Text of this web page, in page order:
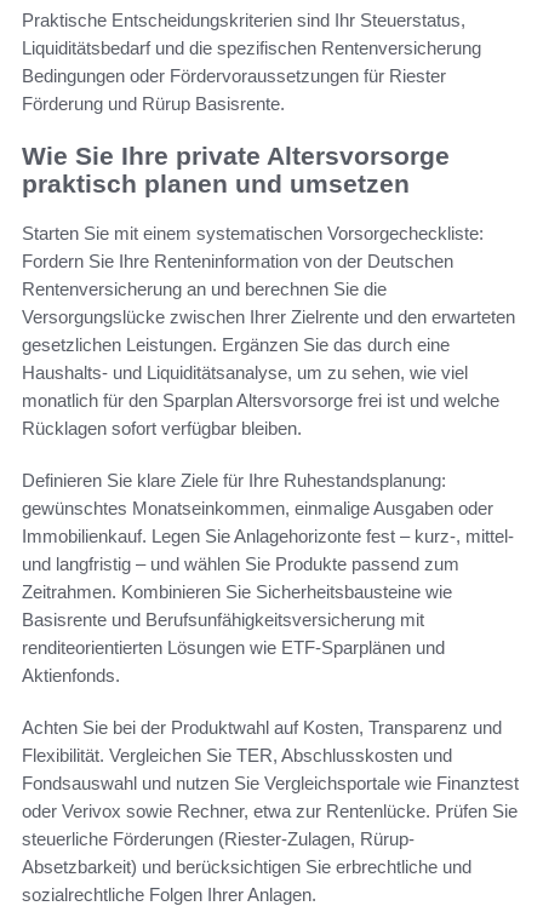
Praktische Entscheidungskriterien sind Ihr Steuerstatus,
Liquiditätsbedarf und die spezifischen Rentenversicherung
Bedingungen oder Fördervoraussetzungen für Riester
Förderung und Rürup Basisrente.
Wie Sie Ihre private Altersvorsorge
praktisch planen und umsetzen
Starten Sie mit einem systematischen Vorsorgecheckliste:
Fordern Sie Ihre Renteninformation von der Deutschen
Rentenversicherung an und berechnen Sie die
Versorgungslücke zwischen Ihrer Zielrente und den erwarteten
gesetzlichen Leistungen. Ergänzen Sie das durch eine
Haushalts- und Liquiditätsanalyse, um zu sehen, wie viel
monatlich für den Sparplan Altersvorsorge frei ist und welche
Rücklagen sofort verfügbar bleiben.
Definieren Sie klare Ziele für Ihre Ruhestandsplanung:
gewünschtes Monatseinkommen, einmalige Ausgaben oder
Immobilienkauf. Legen Sie Anlagehorizonte fest – kurz-, mittel-
und langfristig – und wählen Sie Produkte passend zum
Zeitrahmen. Kombinieren Sie Sicherheitsbausteine wie
Basisrente und Berufsunfähigkeitsversicherung mit
renditeorientierten Lösungen wie ETF-Sparplänen und
Aktienfonds.
Achten Sie bei der Produktwahl auf Kosten, Transparenz und
Flexibilität. Vergleichen Sie TER, Abschlusskosten und
Fondsauswahl und nutzen Sie Vergleichsportale wie Finanztest
oder Verivox sowie Rechner, etwa zur Rentenlücke. Prüfen Sie
steuerliche Förderungen (Riester-Zulagen, Rürup-
Absetzbarkeit) und berücksichtigen Sie erbrechtliche und
sozialrechtliche Folgen Ihrer Anlagen.